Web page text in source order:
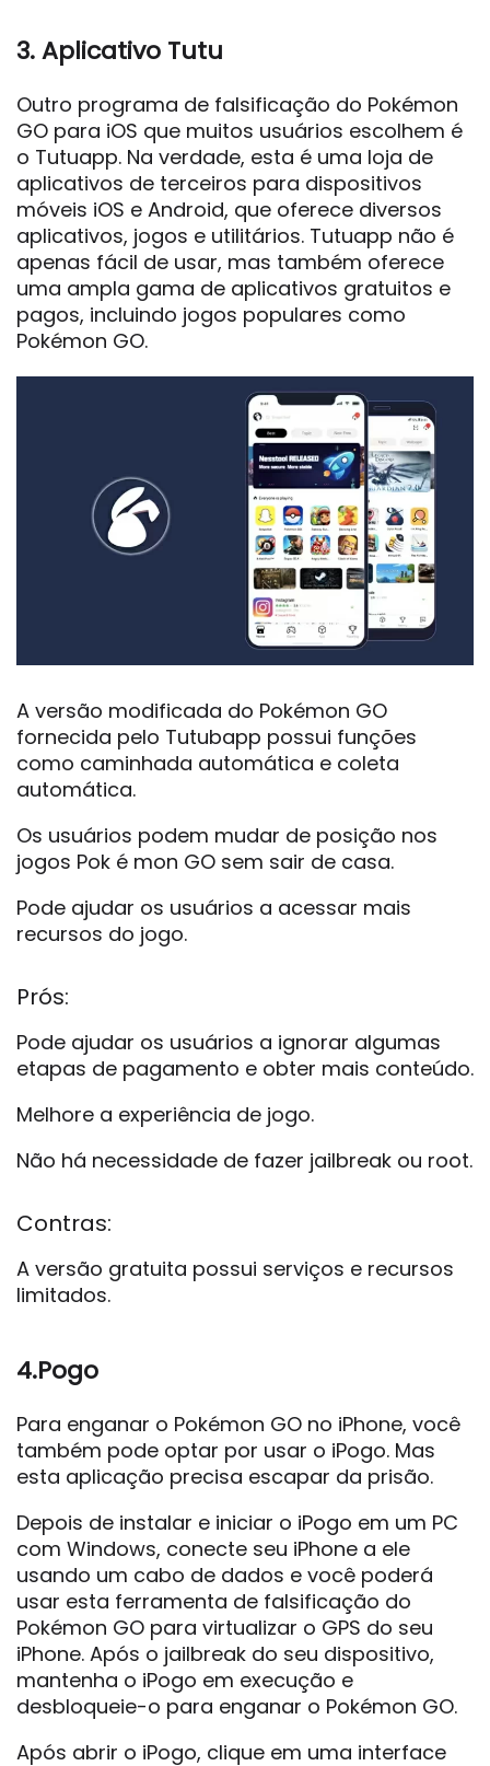
3. Aplicativo Tutu
Outro programa de falsificação do Pokémon
GO para iOS que muitos usuários escolhem é
o Tutuapp. Na verdade, esta é uma loja de
aplicativos de terceiros para dispositivos
móveis iOS e Android, que oferece diversos
aplicativos, jogos e utilitários. Tutuapp não é
apenas fácil de usar, mas também oferece
uma ampla gama de aplicativos gratuitos e
pagos, incluindo jogos populares como
Pokémon GO.
A versão modificada do Pokémon GO
fornecida pelo Tutubapp possui funções
como caminhada automática e coleta
automática.
Os usuários podem mudar de posição nos
jogos Pok é mon GO sem sair de casa.
Pode ajudar os usuários a acessar mais
recursos do jogo.
Prós:
Pode ajudar os usuários a ignorar algumas
etapas de pagamento e obter mais conteúdo.
Melhore a experiência de jogo.
Não há necessidade de fazer jailbreak ou root.
Contras:
A versão gratuita possui serviços e recursos
limitados.
4.Pogo
Para enganar o Pokémon GO no iPhone, você
também pode optar por usar o iPogo. Mas
esta aplicação precisa escapar da prisão.
Depois de instalar e iniciar o iPogo em um PC
com Windows, conecte seu iPhone a ele
usando um cabo de dados e você poderá
usar esta ferramenta de falsificação do
Pokémon GO para virtualizar o GPS do seu
iPhone. Após o jailbreak do seu dispositivo,
mantenha o iPogo em execução e
desbloqueie-o para enganar o Pokémon GO.
Após abrir o iPogo, clique em uma interface